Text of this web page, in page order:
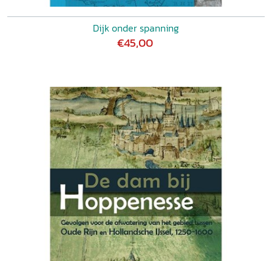
Dijk onder spanning
€45,00